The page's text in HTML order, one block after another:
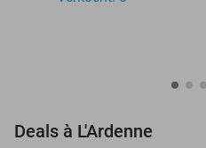
Deals à L'Ardenne